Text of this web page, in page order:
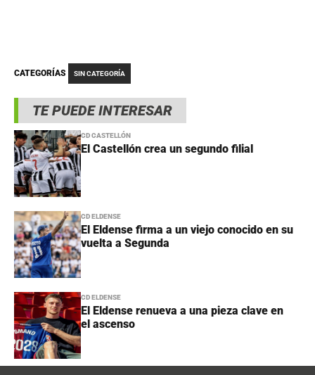
TE PUEDE INTERESAR
CD CASTELLÓN
El Castellón crea un segundo filial
CD ELDENSE
El Eldense firma a un viejo conocido en su
vuelta a Segunda
CD ELDENSE
El Eldense renueva a una pieza clave en
el ascenso
CATEGORÍAS SIN CATEGORÍA